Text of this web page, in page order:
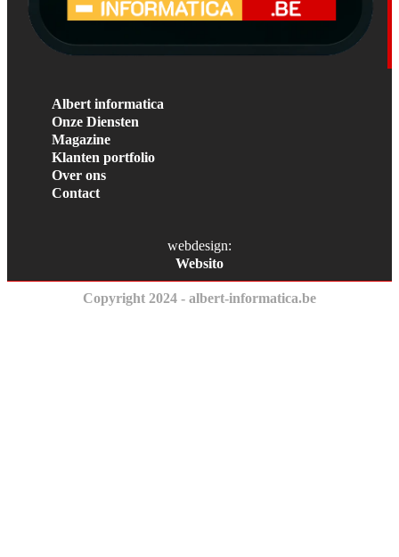
Albert informatica
Onze Diensten
Magazine
Klanten portfolio
Over ons
Contact
webdesign:
Websito
Copyright 2024 - albert-informatica.be